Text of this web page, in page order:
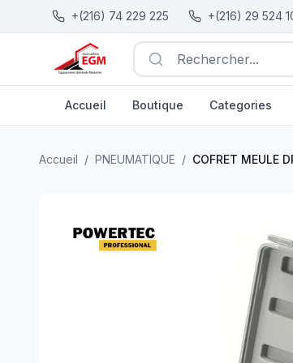
+(216) 74 229 225 +(216) 29 524
Rechercher...
Accueil Boutique Categories
Accueil / PNEUMATIQUE / COFRET MEULE